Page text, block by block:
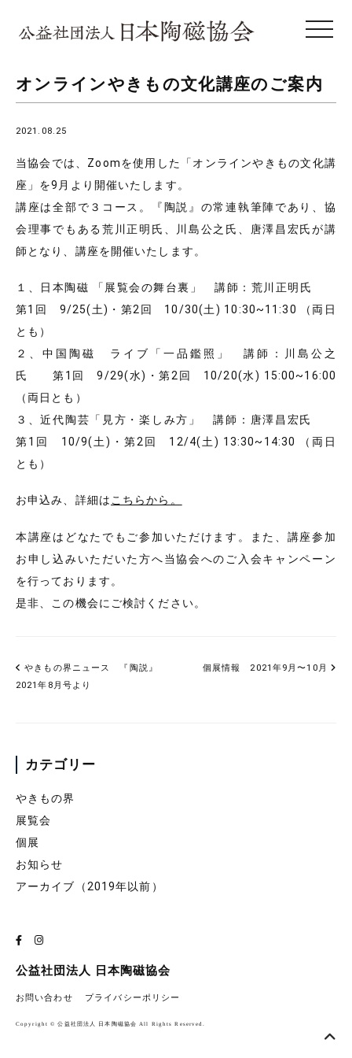
toggle
オンラインやきもの文化講座のご案内
2021.08.25
当協会では、Zoomを使用した「オンラインやきもの文化講
座」を9月より開催いたします。
講座は全部で３コース。『陶説』の常連執筆陣であり、協
会理事でもある荒川正明氏、川島公之氏、唐澤昌宏氏が講
師となり、講座を開催いたします。
１、日本陶磁 「展覧会の舞台裏」 講師：荒川正明氏
第1回 9/25(土)・第2回 10/30(土) 10:30~11:30 （両日
とも）
２、中国陶磁 ライブ「一品鑑照」 講師：川島公之
氏 第1回 9/29(水)・第2回 10/20(水) 15:00~16:00
（両日とも）
３、近代陶芸「見方・楽しみ方」 講師：唐澤昌宏氏
第1回 10/9(土)・第2回 12/4(土) 13:30~14:30 （両日
とも）
お申込み、詳細はこちらから。
本講座はどなたでもご参加いただけます。また、講座参加
お申し込みいただいた方へ当協会へのご入会キャンペーン
を行っております。
是非、この機会にご検討ください。
やきもの界ニュース 『陶説』
2021年8月号より
個展情報 2021年9月〜10月
カテゴリー
やきもの界
展覧会
個展
お知らせ
アーカイブ（2019年以前）
公益社団法人 日本陶磁協会
お問い合わせ プライバシーポリシー
Copyright © 公益社団法人 日本陶磁協会 All Rights Reserved.